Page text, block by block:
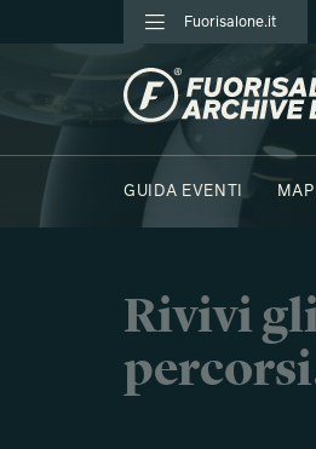
Fuorisalone.it
GUIDA EVENTI
Rivivi